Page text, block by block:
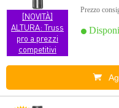
[NOVITÀ]
ALTURA: Truss
pro a prezzi
competitivi
Prezzo